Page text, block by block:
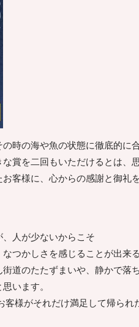
時の海や魚の状態に徹底的に
賞を二回もいただけるとは、
客様に、心からの感謝と御礼
人が少ないからこそ
つかしさを感じることが出来る
道のたたずまいや、静かで落
います。
様がそれだけ満足して帰られ